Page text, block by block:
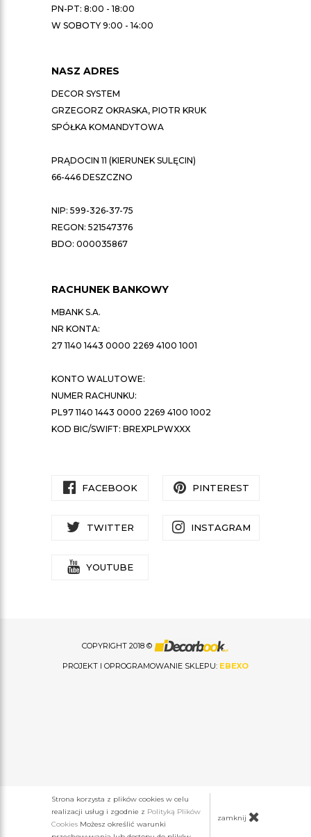
PN-PT: 8:00 - 18:00
W SOBOTY 9:00 - 14:00
NASZ ADRES
DECOR SYSTEM
GRZEGORZ OKRASKA, PIOTR KRUK
SPÓŁKA KOMANDYTOWA
PRĄDOCIN 11 (KIERUNEK SULĘCIN)
66-446 DESZCZNO
NIP: 599-326-37-75
REGON: 521547376
BDO: 000035867
RACHUNEK BANKOWY
MBANK S.A.
NR KONTA:
27 1140 1443 0000 2269 4100 1001
KONTO WALUTOWE:
NUMER RACHUNKU:
PL97 1140 1443 0000 2269 4100 1002
KOD BIC/SWIFT: BREXPLPWXXX
FACEBOOK PINTEREST
TWITTER INSTAGRAM
YOUTUBE
COPYRIGHT 2018 ©
PROJEKT I OPROGRAMOWANIE SKLEPU: EBEXO
Strona korzysta z plików cookies w celu
realizacji usług i zgodnie z Polityką Plików
Cookies Możesz określić warunki
zamknij